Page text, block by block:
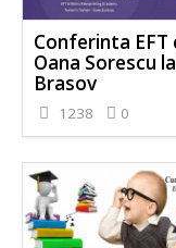
Conferinta EFT
Oana Sorescu la
Brasov
1238 0